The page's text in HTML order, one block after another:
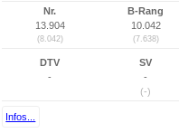
Nr.
13.904
(8.042)
B-Rang
10.042
(7.638)
DTV
-
SV
-
(-)
Infos...